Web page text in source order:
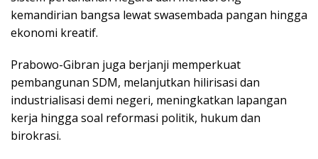
kemandirian bangsa lewat swasembada pangan hingga
ekonomi kreatif.
Prabowo-Gibran juga berjanji memperkuat
pembangunan SDM, melanjutkan hilirisasi dan
industrialisasi demi negeri, meningkatkan lapangan
kerja hingga soal reformasi politik, hukum dan
birokrasi.